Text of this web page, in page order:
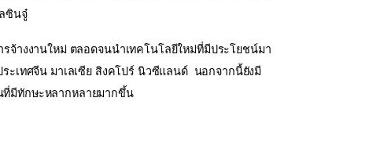
ซินจู๋
างงานใหม่ ตลอดจนนำเทคโนโลยีใหม่ที่มีประโยชน์มา
ะเทศจีน มาเลเซีย สิงคโปร์ นิวซีแลนด์ นอกจากนี้ยังมี
ที่มีทักษะหลากหลายมากขึ้น